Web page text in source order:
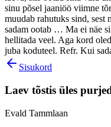
sinu põsel jaaniöö viimne
muudab rahutuks sind,
sadam ootab … Ma ei näe
hellitada veel. Aga kord
juba koduteel. Refr. Kui
Sisukord
Laev tõstis üles
Evald Tammlaan